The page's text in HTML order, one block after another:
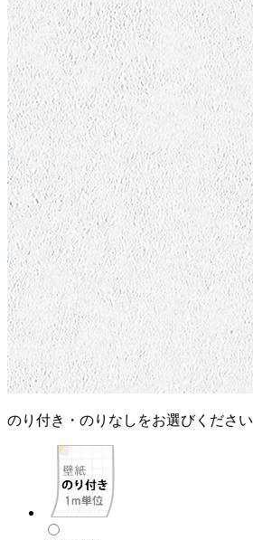
のり付き・のりなしをお選びください